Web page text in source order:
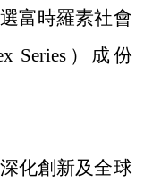
富時羅素社會
Series）成份
化創新及全球